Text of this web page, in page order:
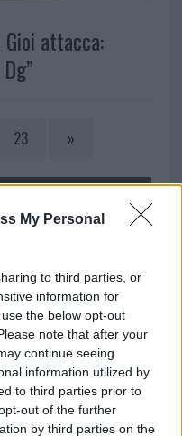
My Personal
to third parties, or
information for
the below opt-out
note that after your
continue seeing
information utilized by
to third parties prior to
out of the further
by third parties on the
attacca:
23 »
temperature in calo
a Catania, ma il tour